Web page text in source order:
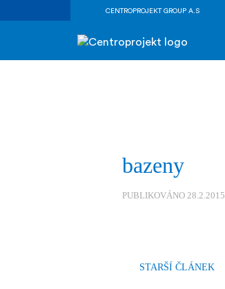
CENTROPROJEKT GROUP A.S
bazeny
PUBLIKOVÁNO 28.2.2015
STARŠÍ ČLÁNEK